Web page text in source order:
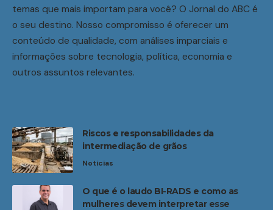
temas que mais importam para você? O Jornal do ABC é
o seu destino. Nosso compromisso é oferecer um
conteúdo de qualidade, com análises imparciais e
informações sobre tecnologia, política, economia e
outros assuntos relevantes.
Riscos e responsabilidades da
intermediação de grãos
Noticias
O que é o laudo BI-RADS e como as
mulheres devem interpretar esse